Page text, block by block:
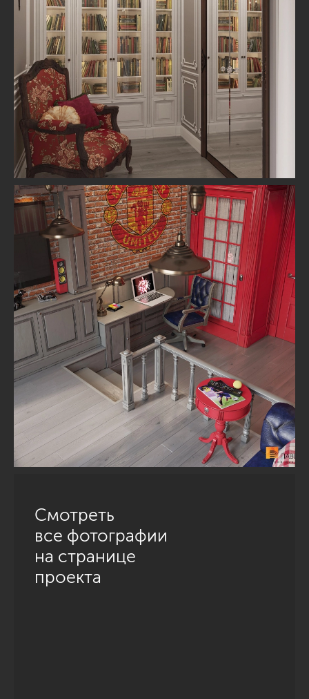
Смотреть
все фотографии
на странице
проекта